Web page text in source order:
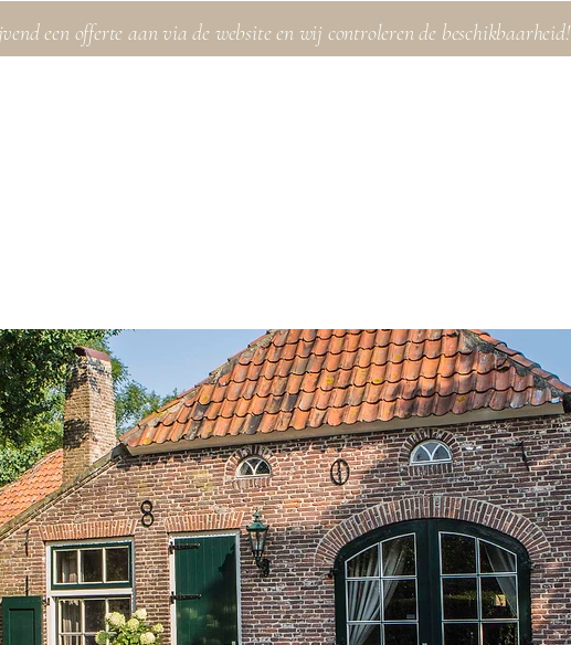
een offerte aan via de website en wij controleren de beschikbaarheid!